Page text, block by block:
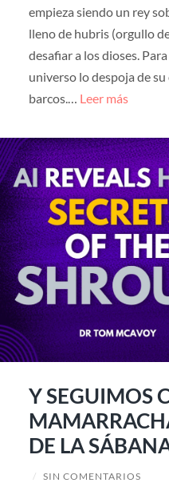
empieza siendo un rey
lleno de hubris (orgullo
desafiar a los dioses.
universo lo despoja de su
barcos.… Leer más
Y SEGUIMOS
DE LA
/ SIN COMENTARIOS